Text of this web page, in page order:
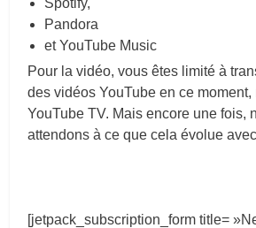
Pandora
et YouTube Music
Pour la vidéo, vous êtes limité à
des vidéos YouTube en ce moment,
YouTube TV. Mais encore une fois,
attendons à ce que cela évolue
[jetpack_subscription_form title=